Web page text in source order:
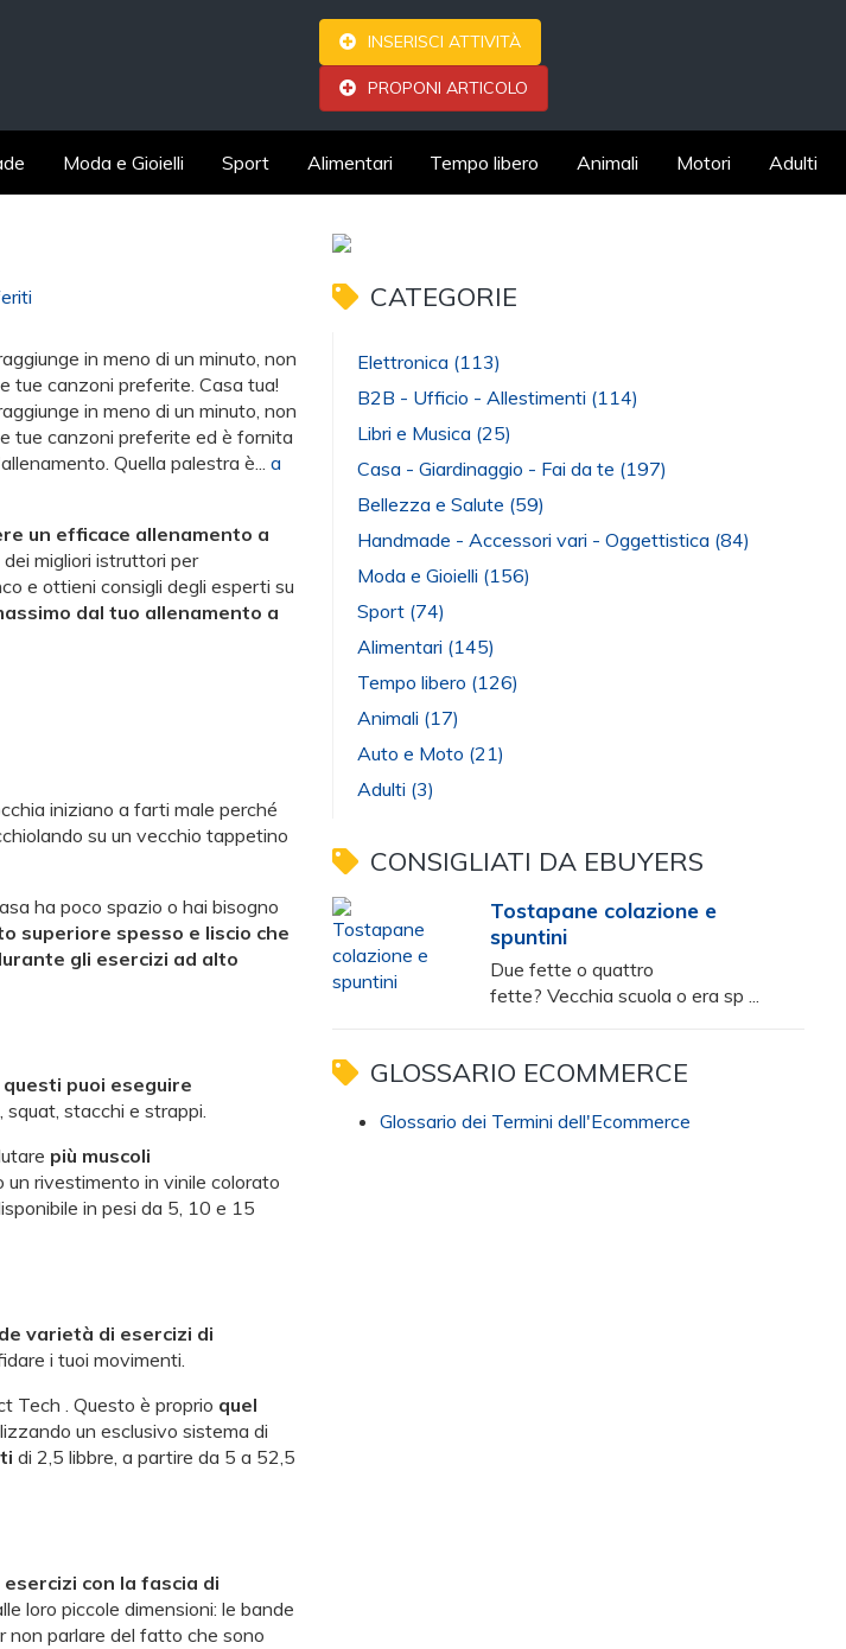
INSERISCI ATTIVITÀ
PROPONI ARTICOLO
Moda e Gioielli Sport Alimentari Tempo libero Animali Motori Adulti
in meno di un minuto, non
tue canzoni preferite. Casa tua!
in meno di un minuto, non
tue canzoni preferite ed è fornita
Quella palestra è... a
un efficace allenamento a
migliori istruttori per
e ottieni consigli degli esperti su
dal tuo allenamento a
iniziano a farti male perché
su un vecchio tappetino
ha poco spazio o hai bisogno
superiore spesso e liscio che
gli esercizi ad alto
questi puoi eseguire
squat, stacchi e strappi.
più muscoli
rivestimento in vinile colorato
in pesi da 5, 10 e 15
varietà di esercizi di
i tuoi movimenti.
Tech . Questo è proprio quel
un esclusivo sistema di
di 2,5 libbre, a partire da 5 a 52,5
esercizi con la fascia di
loro piccole dimensioni: le bande
non parlare del fatto che sono
CATEGORIE
Elettronica (113)
B2B - Ufficio - Allestimenti (114)
Libri e Musica (25)
Casa - Giardinaggio - Fai da te (197)
Bellezza e Salute (59)
Handmade - Accessori vari - Oggettistica (84)
Moda e Gioielli (156)
Sport (74)
Alimentari (145)
Tempo libero (126)
Animali (17)
Auto e Moto (21)
Adulti (3)
CONSIGLIATI DA EBUYERS
Tostapane colazione e
spuntini
Due fette o quattro
fette? Vecchia scuola o era sp ...
GLOSSARIO ECOMMERCE
Glossario dei Termini dell'Ecommerce